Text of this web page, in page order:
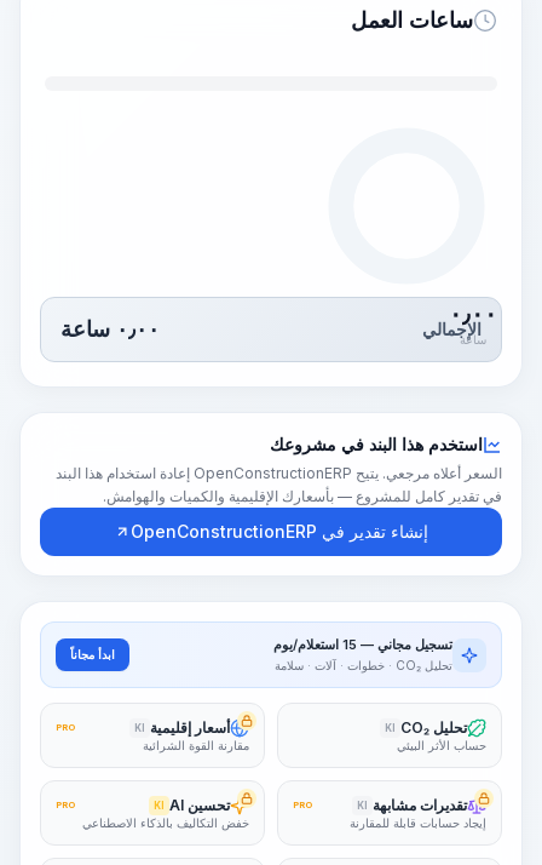
ساعات العمل
٠٫٠٠
ساعة
الإجمالي ٠٫٠٠ ساعة
استخدم هذا البند في مشروعك
السعر أعلاه مرجعي. يتيح OpenConstructionERP إعادة استخدام هذا البند
في تقدير كامل للمشروع — بأسعارك الإقليمية والكميات والهوامش.
إنشاء تقدير في OpenConstructionERP
تسجيل مجاني — 15 استعلام/يوم
تحليل CO₂ · خطوات · آلات · سلامة
ابدأ مجاناً
تحليل CO₂ KI
حساب الأثر البيئي
أسعار إقليمية KI
PRO
مقارنة القوة الشرائية
تقديرات مشابهة KI
PRO
إيجاد حسابات قابلة للمقارنة
تحسين AI KI
PRO
خفض التكاليف بالذكاء الاصطناعي